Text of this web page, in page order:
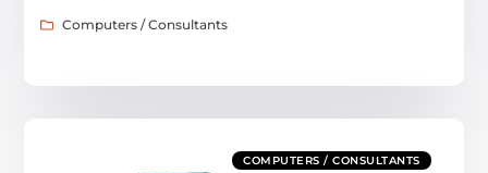
Computers / Consultants
COMPUTERS / CONSULTANTS